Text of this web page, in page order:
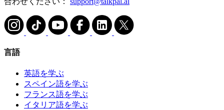
言語
英語を学ぶ
スペイン語を学ぶ
フランス語を学ぶ
イタリア語を学ぶ